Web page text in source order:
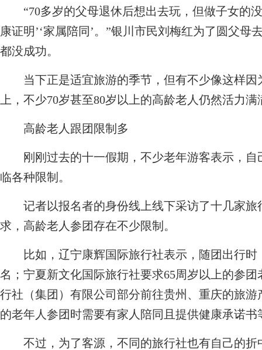
“70多岁的父母退休后想出去玩，但做子女的没
康证明’‘家属陪同’。”银川市民刘梅红为了圆父
都没成功。
当下正是适宜旅游的季节，但有不少像这样因
上，不少70岁甚至80岁以上的高龄老人仍然活力
高龄老人跟团限制多
刚刚过去的十一假期，不少老年游客表示，自
临各种限制。
记者以报名者的身份线上线下采访了十几家旅
求，高龄老人参团存在不少限制。
比如，辽宁康辉国际旅行社表示，随团出行时
名；宁夏新文化国际旅行社要求65周岁以上的参
行社（集团）有限公司部分前往贵州、重庆的旅
的老年人参团时需要有家人陪同且提供健康承诺书
不过，为了客源，不同的旅行社也有自己的折